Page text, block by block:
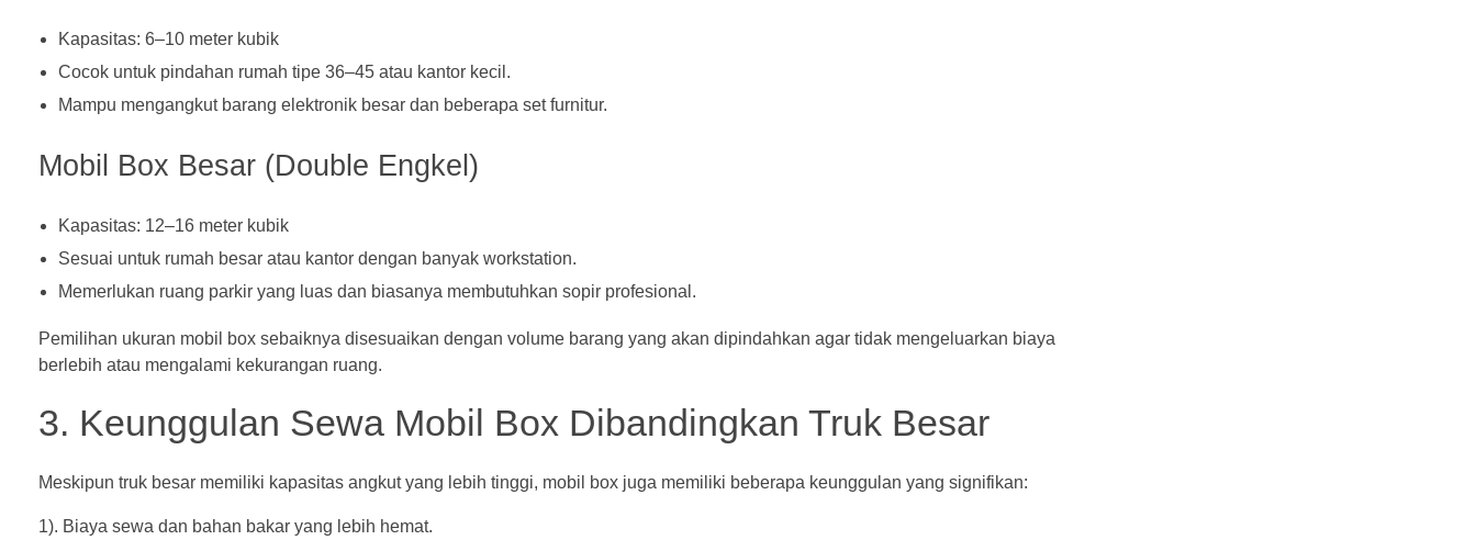
Kapasitas: 6–10 meter kubik
Cocok untuk pindahan rumah tipe 36–45 atau kantor kecil.
Mampu mengangkut barang elektronik besar dan beberapa set furnitur.
Mobil Box Besar (Double Engkel)
Kapasitas: 12–16 meter kubik
Sesuai untuk rumah besar atau kantor dengan banyak workstation.
Memerlukan ruang parkir yang luas dan biasanya membutuhkan sopir profesional.
Pemilihan ukuran mobil box sebaiknya disesuaikan dengan volume barang yang akan dipindahkan agar tidak mengeluarkan biaya
berlebih atau mengalami kekurangan ruang.
3. Keunggulan Sewa Mobil Box Dibandingkan Truk Besar
Meskipun truk besar memiliki kapasitas angkut yang lebih tinggi, mobil box juga memiliki beberapa keunggulan yang signifikan:
1). Biaya sewa dan bahan bakar yang lebih hemat.